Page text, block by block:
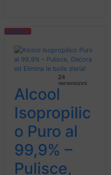
In Offerta
Alcool
Isopropilic
o Puro al
99,9% –
Pulisce,